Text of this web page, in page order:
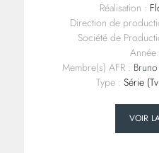
Réalisation :
Direction de
Société de
Année
Membre(s) AFR :
Type : Série
VOIR